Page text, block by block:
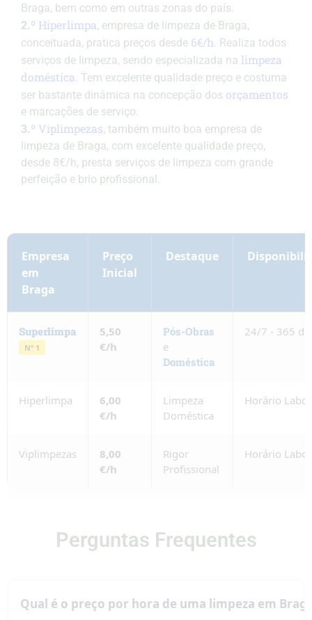
Braga, bem como em outras zonas do país.
2.º Hiperlimpa, empresa de limpeza de Braga,
conceituada, pratica preços desde 6€/h . Realiza todos
serviços de limpeza, sendo especializada na limpeza
doméstica . Tem excelente qualidade preço e costuma
ser bastante dinâmica na concepção dos orçamentos
e marcações de serviço.
3.º Viplimpezas, também muito boa empresa de
limpeza de Braga, com excelente qualidade preço,
desde 8€/h, presta serviços de limpeza com grande
perfeição e brio profissional.
Empresa
em
Braga
Preço
Inicial
Destaque
Superlimpa
Nº 1
5,50
€/h
Pós-Obras
e
Doméstica
24/7 - 365
Hiperlimpa
6,00
€/h
Limpeza
Doméstica
Horário
Viplimpezas
8,00
€/h
Rigor
Profissional
Horário
Perguntas Frequentes
Qual é o preço por hora de uma limpeza em